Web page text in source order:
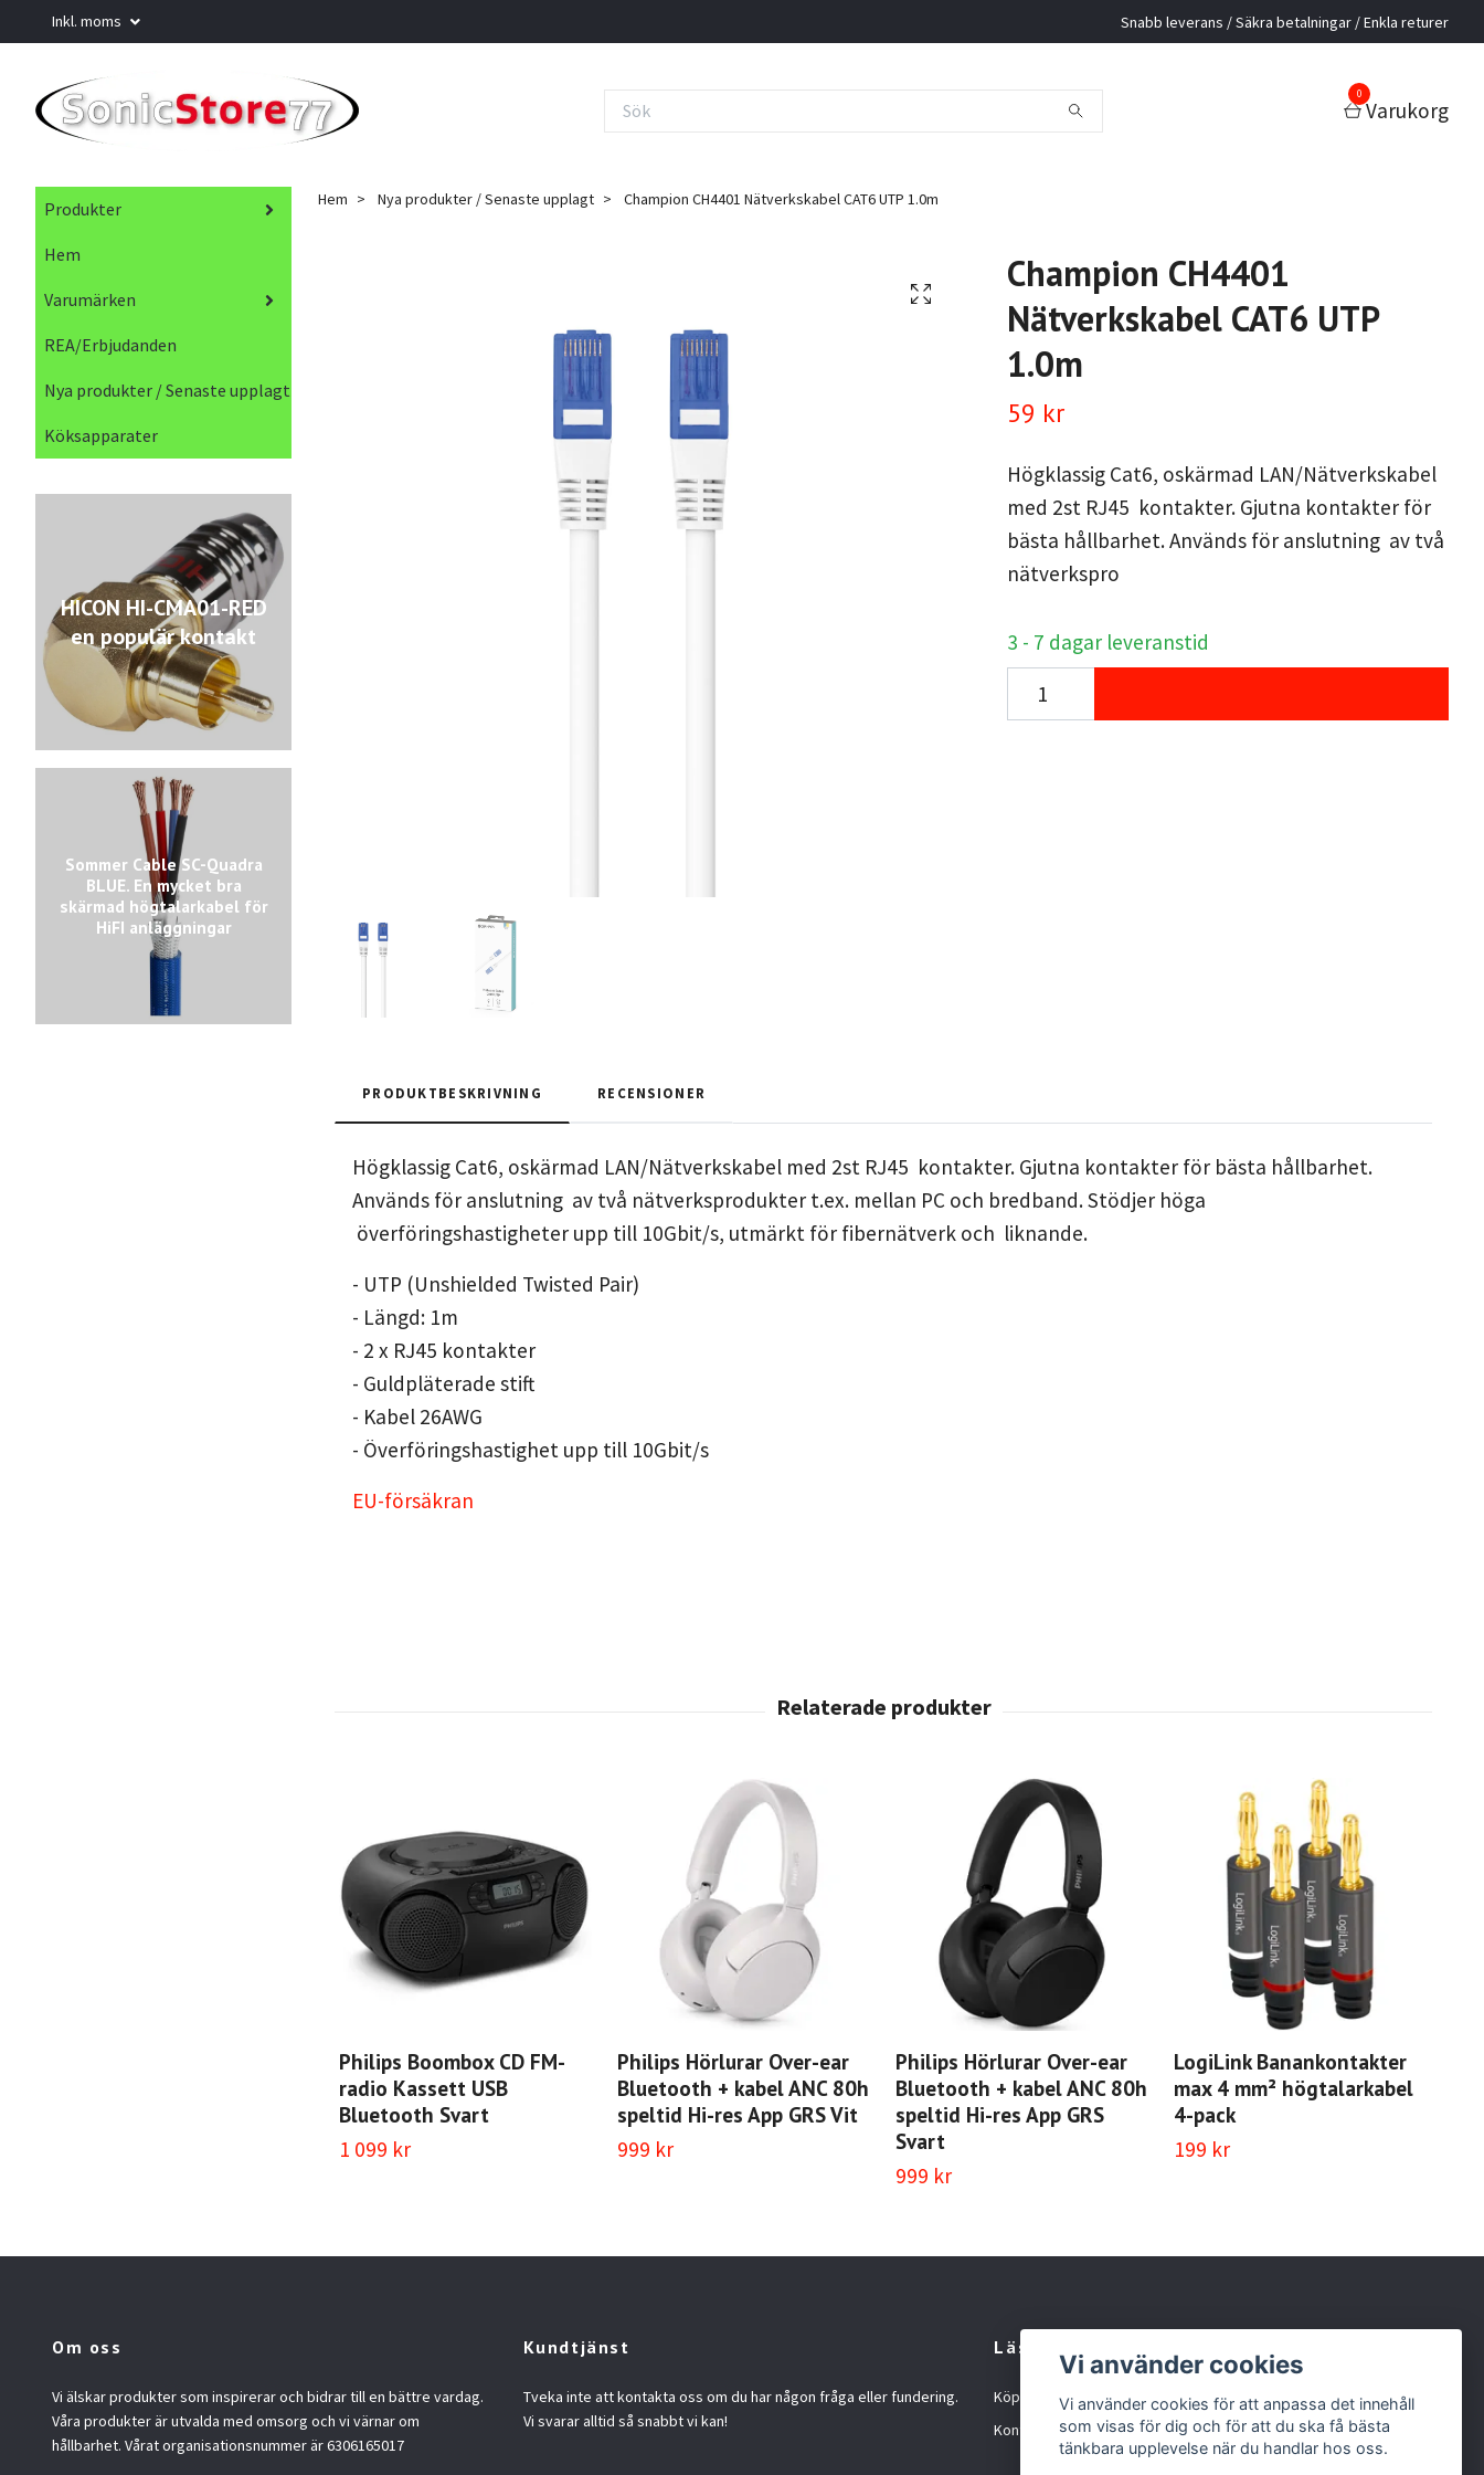
Inkl. moms Snabb leverans / Säkra betalningar / Enkla returer
0
Varukorg
Produkter
Hem
Varumärken
REA/Erbjudanden
Nya produkter / Senaste upplagt
Köksapparater
HICON HI-CMA01-RED
en populär kontakt
Sommer Cable SC-Quadra
BLUE. En mycket bra
skärmad högtalarkabel för
HiFI anläggningar
Hem Nya produkter / Senaste upplagt Champion CH4401 Nätverkskabel CAT6 UTP 1.0m
Champion CH4401
Nätverkskabel CAT6 UTP
1.0m
59 kr
Högklassig Cat6, oskärmad LAN/Nätverkskabel
med 2st RJ45 kontakter. Gjutna kontakter för
bästa hållbarhet. Används för anslutning av två
nätverkspro
3 - 7 dagar leveranstid
PRODUKTBESKRIVNING RECENSIONER
Högklassig Cat6, oskärmad LAN/Nätverkskabel med 2st RJ45 kontakter. Gjutna kontakter för bästa hållbarhet.
Används för anslutning av två nätverksprodukter t.ex. mellan PC och bredband. Stödjer höga
överföringshastigheter upp till 10Gbit/s, utmärkt för fibernätverk och liknande.
- UTP (Unshielded Twisted Pair)
- Längd: 1m
- 2 x RJ45 kontakter
- Guldpläterade stift
- Kabel 26AWG
- Överföringshastighet upp till 10Gbit/s
EU-försäkran
Philips Boombox CD FM-
radio Kassett USB
Bluetooth Svart
1 099 kr
Philips Hörlurar Over-ear
Bluetooth + kabel ANC 80h
speltid Hi-res App GRS Vit
999 kr
Philips Hörlurar Over-ear
Bluetooth + kabel ANC 80h
speltid Hi-res App GRS
Svart
999 kr
LogiLink Banankontakter
max 4 mm² högtalarkabel
4-pack
199 kr
Om oss
Vi älskar produkter som inspirerar och bidrar till en bättre vardag.
Våra produkter är utvalda med omsorg och vi värnar om
hållbarhet. Vårat organisationsnummer är 6306165017
Kundtjänst
Tveka inte att kontakta oss om du har någon fråga eller fundering.
Vi svarar alltid så snabbt vi kan!
Läs mer
Köpvillkor
Kontakt
Vi använder cookies
Vi använder cookies för att anpassa det innehåll
som visas för dig och för att du ska få bästa
tänkbara upplevelse när du handlar hos oss.